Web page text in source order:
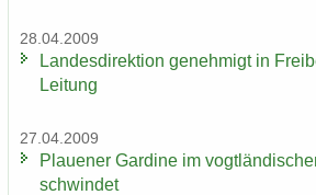
28.04.2009
Lan­des­di­rek­ti­on ge­neh­migt in
Leitung
27.04.2009
Plaue­ner Gar­di­ne im
schwin­det